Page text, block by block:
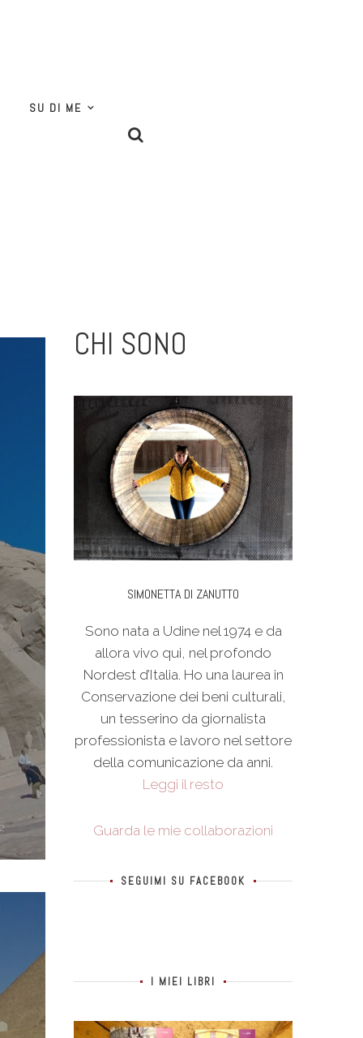
SU DI ME
CHI SONO
SIMONETTA DI ZANUTTO
Sono nata a Udine nel 1974 e da
allora vivo qui, nel profondo
Nordest d’Italia. Ho una laurea in
Conservazione dei beni culturali,
un tesserino da giornalista
professionista e lavoro nel settore
della comunicazione da anni.
Leggi il resto
Guarda le mie collaborazioni
SEGUIMI SU FACEBOOK
I MIEI LIBRI